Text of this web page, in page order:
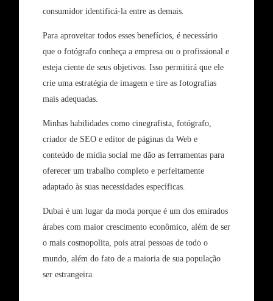
consumidor identificá-la entre as demais.
Para aproveitar todos esses benefícios, é necessário
que o fotógrafo conheça a empresa ou o profissional e
esteja ciente de seus objetivos. Isso permitirá que ele
crie uma estratégia de imagem e tire as fotografias
mais adequadas.
Minhas habilidades como cinegrafista, fotógrafo,
criador de SEO e editor de páginas da Web e
conteúdo de mídia social me dão as ferramentas para
oferecer um trabalho completo e perfeitamente
adaptado às suas necessidades específicas.
Dubai é um lugar da moda porque é um dos emirados
árabes com maior crescimento econômico, além de ser
o mais cosmopolita, pois atrai pessoas de todo o
mundo, além do fato de a maioria de sua população
ser estrangeira.